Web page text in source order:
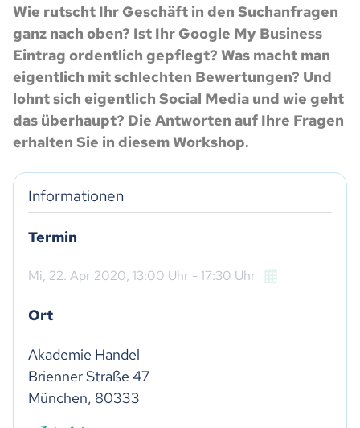
Wie rutscht Ihr Geschäft in den Suchanfragen
ganz nach oben? Ist Ihr Google My Business
Eintrag ordentlich gepflegt? Was macht man
eigentlich mit schlechten Bewertungen? Und
lohnt sich eigentlich Social Media und wie geht
das überhaupt? Die Antworten auf Ihre Fragen
erhalten Sie in diesem Workshop.
Informationen
Termin
Mi, 22. Apr 2020, 13:00 Uhr - 17:30 Uhr
Ort
Akademie Handel
Brienner Straße 47
München, 80333